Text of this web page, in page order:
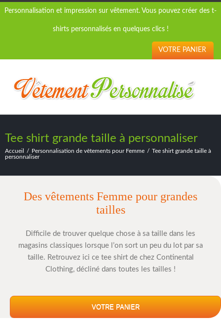
Personnalisation et impression sur vêtement. Vous pouvez créer des t-
shirts personnalisés en quelques clics !
VOTRE PANIER
Tee shirt grande taille à personnaliser
Accueil Personnalisation de vêtements pour Femme
Tee shirt grande taille à
personnaliser
Des vêtements Femme pour grandes
tailles
Difficile de trouver quelque chose à sa taille dans les
magasins classiques lorsque l’on sort un peu du lot par sa
taille. Retrouvez ici ce tee shirt de chez Continental
Clothing, décliné dans toutes les tailles !
VOTRE PANIER